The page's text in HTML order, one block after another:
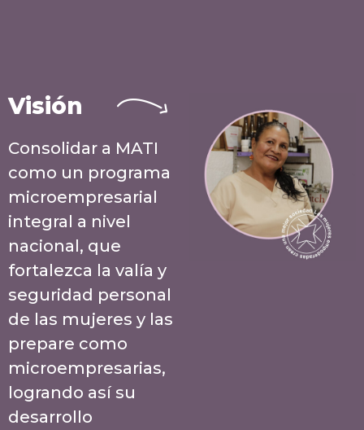
Visión
Consolidar a MATI
como un programa
microempresarial
integral a nivel
nacional, que
fortalezca la valía y
seguridad personal
de las mujeres y las
prepare como
microempresarias,
logrando así su
desarrollo